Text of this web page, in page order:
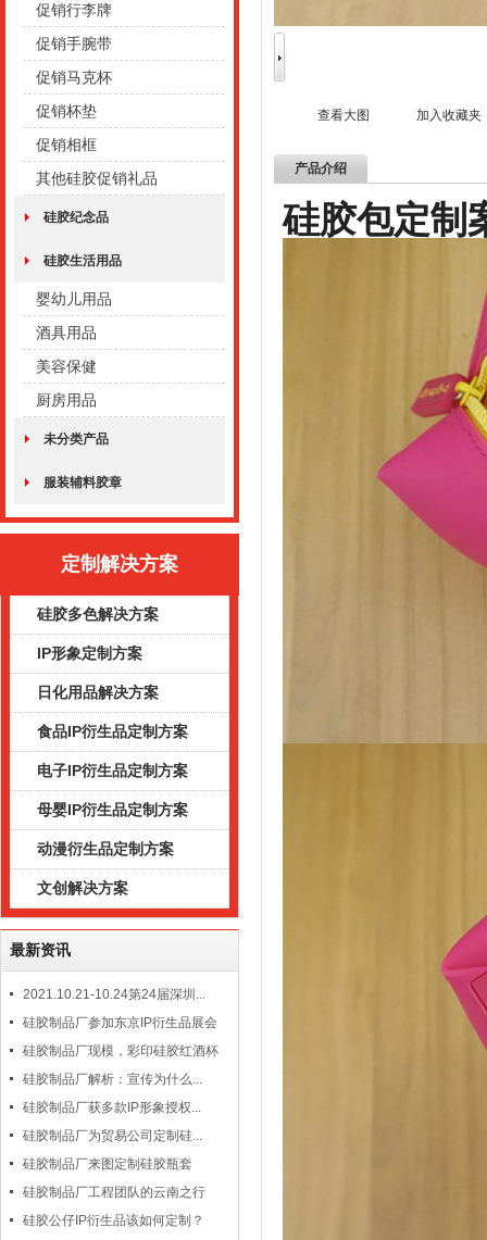
促销行李牌
促销手腕带
促销马克杯
促销杯垫
促销相框
其他硅胶促销礼品
硅胶纪念品
硅胶生活用品
婴幼儿用品
酒具用品
美容保健
厨房用品
未分类产品
服装辅料胶章
定制解决方案
硅胶多色解决方案
IP形象定制方案
日化用品解决方案
食品IP衍生品定制方案
电子IP衍生品定制方案
母婴IP衍生品定制方案
动漫衍生品定制方案
文创解决方案
最新资讯
2021.10.21-10.24第24届深圳...
硅胶制品厂参加东京IP衍生品展会
硅胶制品厂现模，彩印硅胶红酒杯
硅胶制品厂解析：宣传为什么...
硅胶制品厂获多款IP形象授权...
硅胶制品厂为贸易公司定制硅...
硅胶制品厂来图定制硅胶瓶套
硅胶制品厂工程团队的云南之行
硅胶公仔IP衍生品该如何定制？
查看大图 加入收藏夹
产品介绍
硅胶包定制